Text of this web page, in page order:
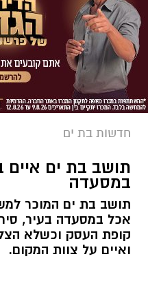
חדשות בת ים
תושב בת ים איים
במסעדה
אכל במסעדה בעיר,
קופת העסק וכשלא
ואיים על צוות המקום.